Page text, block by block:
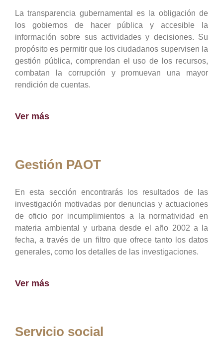
La transparencia gubernamental es la obligación de
los gobiernos de hacer pública y accesible la
información sobre sus actividades y decisiones. Su
propósito es permitir que los ciudadanos supervisen la
gestión pública, comprendan el uso de los recursos,
combatan la corrupción y promuevan una mayor
rendición de cuentas.
Ver más
Gestión PAOT
En esta sección encontrarás los resultados de las
investigación motivadas por denuncias y actuaciones
de oficio por incumplimientos a la normatividad en
materia ambiental y urbana desde el año 2002 a la
fecha, a través de un filtro que ofrece tanto los datos
generales, como los detalles de las investigaciones.
Ver más
Servicio social